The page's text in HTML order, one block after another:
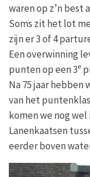
waren op z’n best
Soms zit het lot
zijn er 3 of 4
Een overwinning
punten op een 3e
Na 75 jaar
van het
komen we nog
Lanenkaatsen
eerder boven